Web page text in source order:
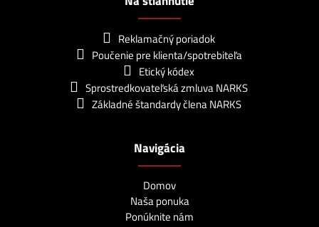
Reklamačný poriadok
Poučenie pre klienta/spotrebiteľa
Etický kódex
Sprostredkovateľská zmluva NARKS
Základné štandardy člena NARKS
Navigácia
Domov
Naša ponuka
Ponúknite nám